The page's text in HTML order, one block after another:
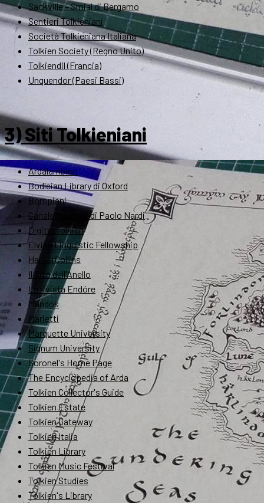
Sackville – Smial di Bergamo
Sentieri Tolkieniani
Società Tolkieniana Italiana
Tolkien Society (Regno Unito)
Tolkiendil (Francia)
Unquendor (Paesi Bassi)
3) Siti Tolkieniani
Ardalambion
Bodleian Library di Oxford
Bompiani
Canale Youtube di Paolo Nardi
Digital Tolkien
Elvish Linguistic Fellowship
HarperCollins
Il Sito dell'Anello
La rivista Endóre
Mandos
Marietti
Marquette University
Signum University
Soronel's Home Page
The Encyclopedia of Arda
Tolkien Collector's Guide
Tolkien Estate
Tolkien Gateway
Tolkien Italia
Tolkien Library
Tolkien Music Festival
Tolkien Studies
Tolkien's Library